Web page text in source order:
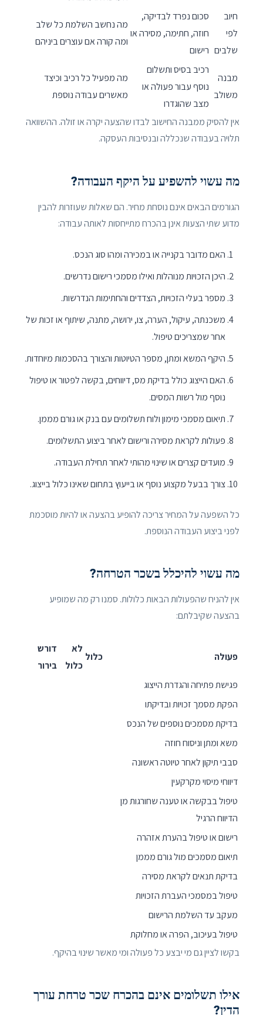
חיוב
לפי
שלבים
סכום נפרד לבדיקה,
חוזה, חתימה, מסירה או
רישום
מה נחשב השלמת כל שלב
ומה קורה אם עוצרים ביניהם
מבנה
משולב
רכיב בסיס ותשלום
נוסף עבור פעולה או
מצב שהוגדרו
מה מפעיל כל רכיב וכיצד
מאשרים עבודה נוספת
אין להסיק ממבנה החישוב לבדו שהצעה יקרה או זולה. ההשוואה
תלויה בעבודה שנכללה ובנסיבות העסקה.
מה עשוי להשפיע על היקף העבודה?
הגורמים הבאים אינם נוסחת מחיר. הם שאלות שעוזרות להבין
מדוע שתי הצעות אינן בהכרח מתייחסות לאותה עבודה:
האם מדובר בקנייה או במכירה ומהו סוג הנכס.
היכן הזכויות מנוהלות ואילו מסמכי רישום נדרשים.
מספר בעלי הזכויות, הצדדים והחתימות הנדרשות.
משכנתה, עיקול, הערה, צו, ירושה, מתנה, שיתוף או זכות של
אחר שמצריכים טיפול.
היקף המשא ומתן, מספר הטיוטות והצורך בהסכמות מיוחדות.
האם הייצוג כולל בדיקת מס, דיווחים, בקשה לפטור או טיפול
נוסף מול רשות המסים.
תיאום מסמכי מימון ולוח תשלומים עם בנק או גורם מממן.
פעולות לקראת מסירה ורישום לאחר ביצוע התשלומים.
מועדים קצרים או שינוי מהותי לאחר תחילת העבודה.
צורך בבעל מקצוע נוסף או בייעוץ בתחום שאינו כלול בייצוג.
כל השפעה על המחיר צריכה להופיע בהצעה או להיות מוסכמת
לפני ביצוע העבודה הנוספת.
מה עשוי להיכלל בשכר הטרחה?
אין להניח שהפעולות הבאות כלולות. סמנו רק מה שמופיע
בהצעה שקיבלתם:
פעולה כלול
לא
כלול
דורש
בירור
פגישת פתיחה והגדרת הייצוג
הפקת מסמך זכויות ובדיקתו
בדיקת מסמכים נוספים של הנכס
משא ומתן וניסוח חוזה
סבבי תיקון לאחר טיוטה ראשונה
דיווחי מיסוי מקרקעין
טיפול בבקשה או טענה שחורגות מן
הדיווח הרגיל
רישום או טיפול בהערת אזהרה
תיאום מסמכים מול גורם מממן
בדיקת תנאים לקראת מסירה
טיפול במסמכי העברת הזכויות
מעקב עד השלמת הרישום
טיפול בעיכוב, הפרה או מחלוקת
בקשו לציין גם מי יבצע כל פעולה ומי מאשר שינוי בהיקף.
אילו תשלומים אינם בהכרח שכר טרחת עורך
הדין?